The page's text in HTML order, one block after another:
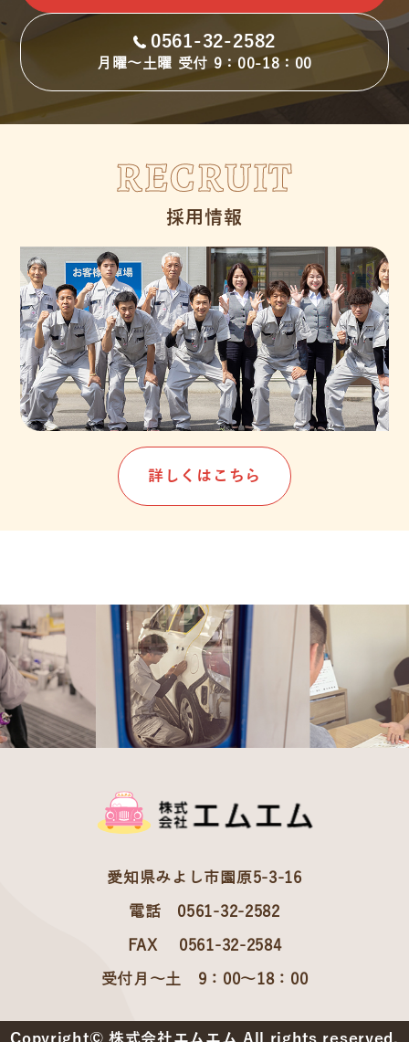
0561-32-2582
月曜～土曜 受付 9：00-18：00
RECRUIT
採用情報
詳しくはこちら
愛知県みよし市園原5-3-16
電話 0561-32-2582
FAX 0561-32-2584
受付月～土 9：00～18：00